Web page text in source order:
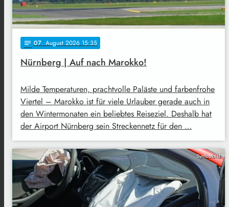
notes 07. August 2026 15:35
Nürnberg | Auf nach Marokko!
Milde Temperaturen, prachtvolle Paläste und farbenfrohe
Viertel – Marokko ist für viele Urlauber gerade auch in
den Wintermonaten ein beliebtes Reiseziel. Deshalb hat
der Airport Nürnberg sein Streckennetz für den …
Symbolbild